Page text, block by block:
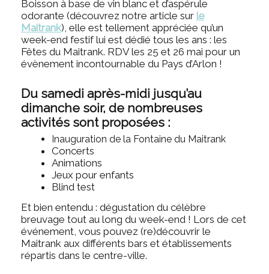
Boisson à base de vin blanc et d’aspérule
odorante (découvrez notre article sur le
Maitrank), elle est tellement appréciée qu’un
week-end festif lui est dédié tous les ans : les
Fêtes du Maitrank. RDV les 25 et 26 mai pour un
évènement incontournable du Pays d’Arlon !
Du samedi après-midi jusqu’au
dimanche soir, de nombreuses
activités sont proposées :
Inauguration de la Fontaine du Maitrank
Concerts
Animations
Jeux pour enfants
Blind test
Et bien entendu : dégustation du célèbre
breuvage tout au long du week-end ! Lors de cet
événement, vous pouvez (re)découvrir le
Maitrank aux différents bars et établissements
répartis dans le centre-ville.